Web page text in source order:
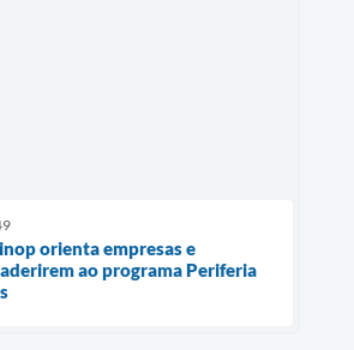
orienta empresas e
ao programa Periferia